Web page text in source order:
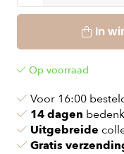
In
Op voorraad
Voor 16:00
14 dagen
Uitgebreide
Gratis